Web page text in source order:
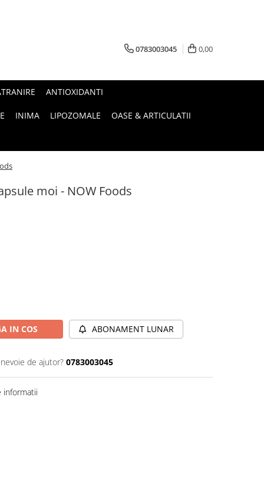
0783003045 0,00
ANTIOXIDANTI
INIMA LIPOZOMALE OASE & ARTICULATII
moi - NOW Foods
IN COS ABONAMENT LUNAR
de ajutor? 0783003045
informatii